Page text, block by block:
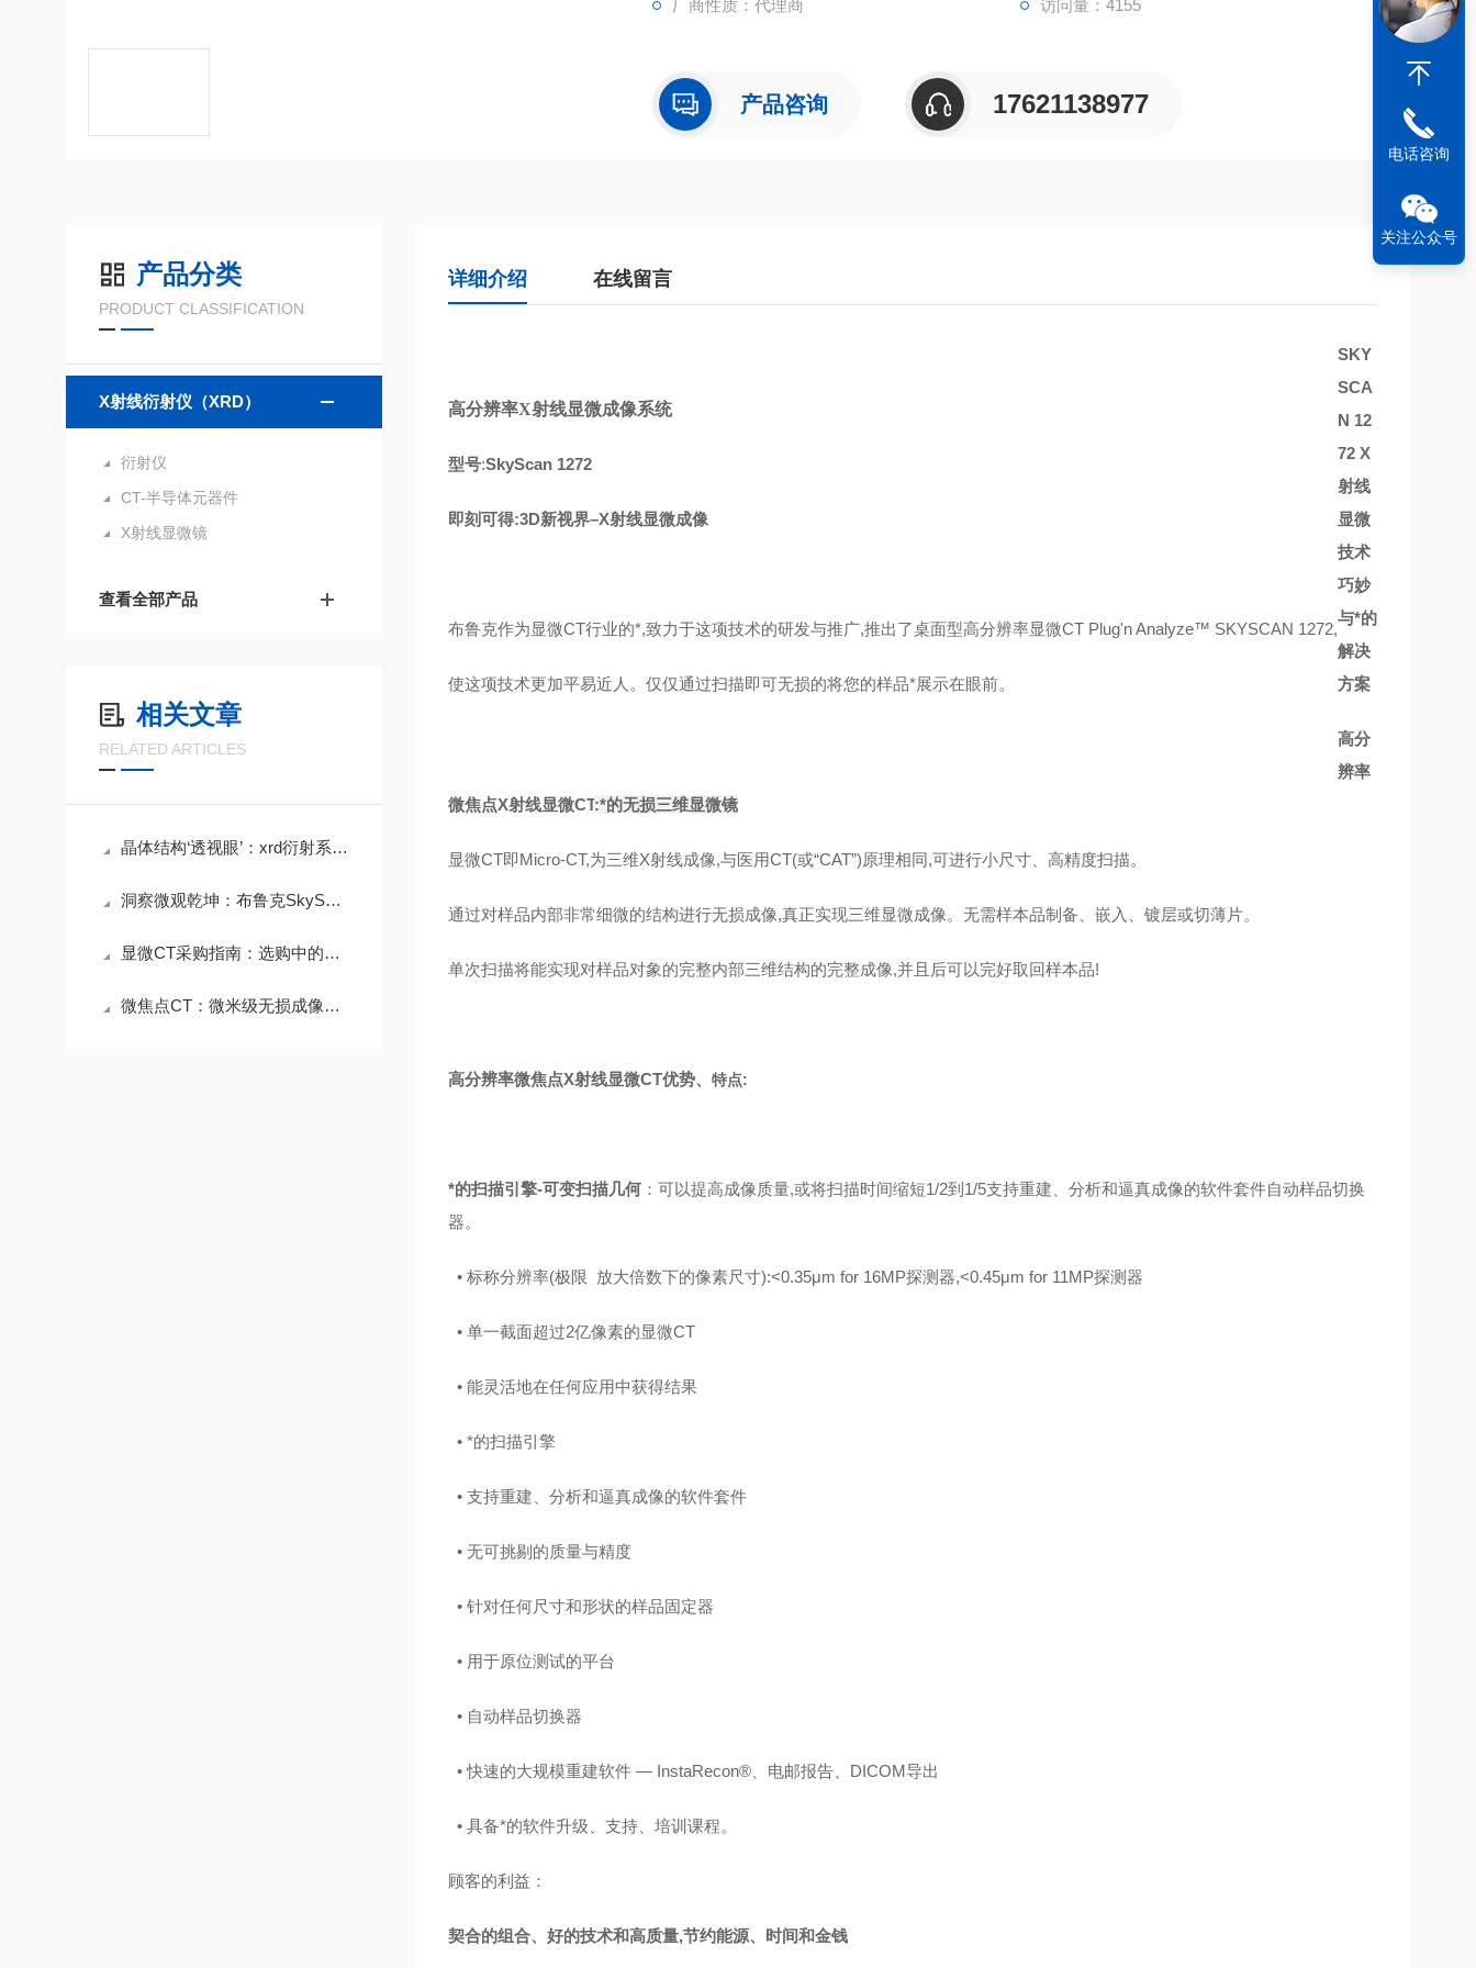
厂商性质：代理商 访问量：4155
产品咨询 17621138977
产品分类
PRODUCT CLASSIFICATION
X射线衍射仪（XRD）
衍射仪
CT-半导体元器件
X射线显微镜
查看全部产品
相关文章
RELATED ARTICLES
晶体结构‘透视眼’：xrd衍射系统在锂电正极材料研发中的关键作用
洞察微观乾坤：布鲁克SkyScan 2214 3D高分辨x射线显微镜
显微CT采购指南：选购中的常见陷阱与规避策略
微焦点CT：微米级无损成像，筑牢工业与科研精准检测防线
详细介绍 在线留言
高分辨率X射线显微成像系统
型号:SkyScan 1272
即刻可得:3D新视界–X射线显微成像
布鲁克作为显微CT行业的*,致力于这项技术的研发与推广,推出了桌面型高分辨率显微CT Plug'n Analyze™ SKYSCAN 1272,
使这项技术更加平易近人。仅仅通过扫描即可无损的将您的样品*展示在眼前。
SKY
SCA
N 12
72 X
射线
显微
技术
巧妙
与*的
解决
方案
高分
辨率
微焦点X射线显微CT:*的无损三维显微镜
显微CT即Micro-CT,为三维X射线成像,与医用CT(或“CAT”)原理相同,可进行小尺寸、高精度扫描。
通过对样品内部非常细微的结构进行无损成像,真正实现三维显微成像。无需样本品制备、嵌入、镀层或切薄片。
单次扫描将能实现对样品对象的完整内部三维结构的完整成像,并且后可以完好取回样本品!
高分辨率微焦点X射线显微CT优势、 特点:
*的扫描引擎-可变扫描几何：可以提高成像质量,或将扫描时间缩短1/2到1/5支持重建、分析和逼真成像的软件套件自动样品切换
器。
• 标称分辨率(极限 放大倍数下的像素尺寸):<0.35μm for 16MP探测器,<0.45μm for 11MP探测器
• 单一截面超过2亿像素的显微CT
• 能灵活地在任何应用中获得结果
• *的扫描引擎
• 支持重建、分析和逼真成像的软件套件
• 无可挑剔的质量与精度
• 针对任何尺寸和形状的样品固定器
• 用于原位测试的平台
• 自动样品切换器
•快速的大规模重建软件 — InstaRecon®、电邮报告、DICOM导出
• 具备*的软件升级、支持、培训课程。
顾客的利益：
契合的组合、好的技术和高质量,节约能源、时间和金钱
电话咨询
关注公众号